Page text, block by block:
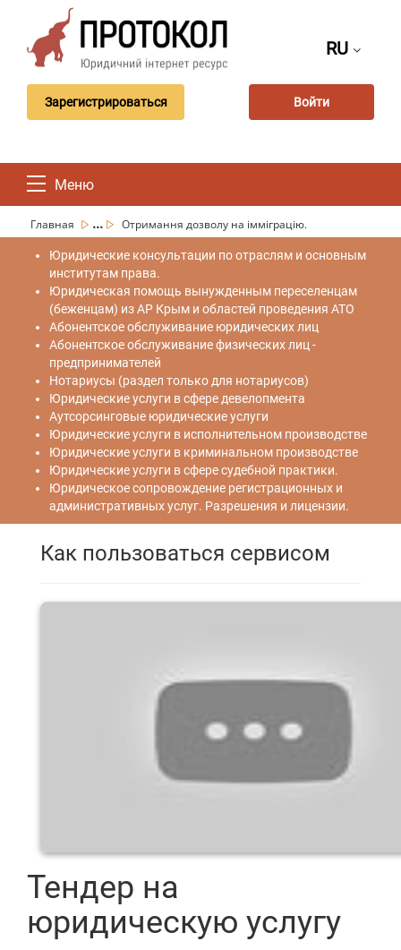
RU
Зарегистрироваться Войти
Меню
Главная ... Отримання дозволу на імміграцію.
Юридические консультации по отраслям и основным
институтам права.
Юридическая помощь вынужденным переселенцам
(беженцам) из АР Крым и областей проведения АТО
Абонентское обслуживание юридических лиц
Абонентское обслуживание физических лиц -
предпринимателей
Нотариусы (раздел только для нотариусов)
Юридические услуги в сфере девелопмента
Аутсорсинговые юридические услуги
Юридические услуги в исполнительном производстве
Юридические услуги в криминальном производстве
Юридические услуги в сфере судебной практики.
Юридическое сопровождение регистрационных и
административных услуг. Разрешения и лицензии.
Как пользоваться сервисом
Тендер на
юридическую услугу